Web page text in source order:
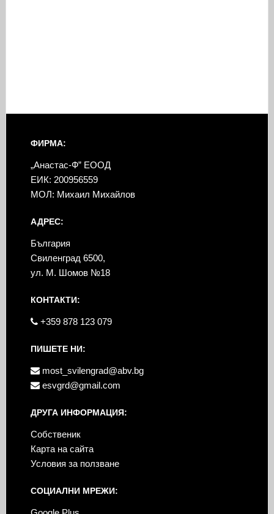
ФИРМА:
„Анастас-Ф” ЕООД
ЕИК: 200956559
МОЛ: Михаил Михайлов
АДРЕС:
България
Свиленград 6500,
ул. М. Шомов №18
КОНТАКТИ:
+359 878 123 079
ПИШЕТЕ НИ:
most_svilengrad@abv.bg
esvgrd@gmail.com
ДРУГА ИНФОРМАЦИЯ:
Собственик
Карта на сайта
Условия за ползване
СОЦИАЛНИ МРЕЖИ: